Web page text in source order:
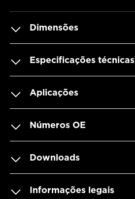
Dimensões
Especificações técnicas
Aplicações
Números OE
Downloads
Informações legais